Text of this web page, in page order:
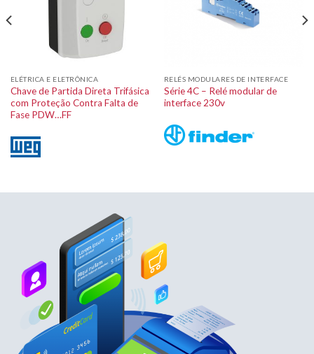
ELÉTRICA E ELETRÔNICA
Chave de Partida Direta Trifásica
com Proteção Contra Falta de
Fase PDW…FF
RELÉS MODULARES DE INTERFACE
Série 4C – Relé modular de
interface 230v